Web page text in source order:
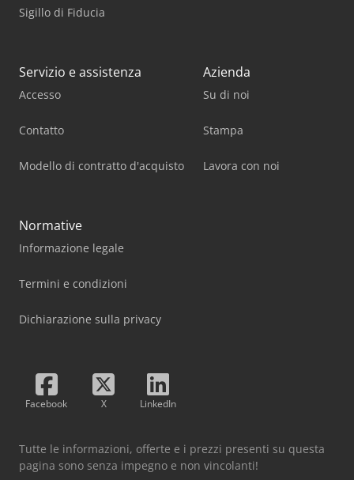
Sigillo di Fiducia
Servizio e assistenza
Accesso
Contatto
Modello di contratto d'acquisto
Azienda
Su di noi
Stampa
Lavora con noi
Normative
Informazione legale
Termini e condizioni
Dichiarazione sulla privacy
Facebook X LinkedIn
Tutte le informazioni, offerte e i prezzi presenti su questa
pagina sono senza impegno e non vincolanti!